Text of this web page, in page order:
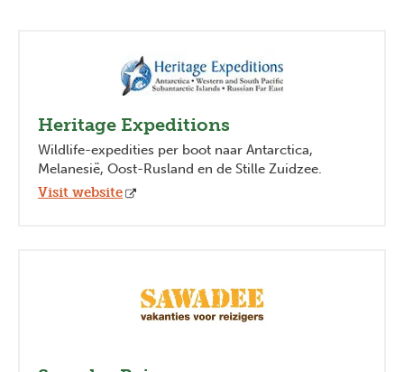
Heritage Expeditions
Wildlife-expedities per boot naar Antarctica,
Melanesië, Oost-Rusland en de Stille Zuidzee.
Visit website